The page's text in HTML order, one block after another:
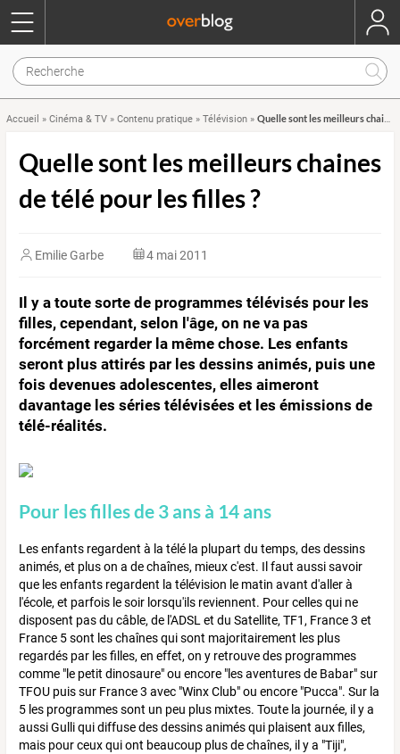
Accueil » Cinéma & TV » Contenu pratique » Télévision » Quelle sont les meilleurs chaines de télé pour les filles ?
Quelle sont les meilleurs chaines
de télé pour les filles ?
Emilie Garbe 4 mai 2011
Il y a toute sorte de programmes télévisés pour les
filles, cependant, selon l'âge, on ne va pas
forcément regarder la même chose. Les enfants
seront plus attirés par les dessins animés, puis une
fois devenues adolescentes, elles aimeront
davantage les séries télévisées et les émissions de
télé-réalités.
Pour les filles de 3 ans à 14 ans
Les enfants regardent à la télé la plupart du temps, des dessins
animés, et plus on a de chaînes, mieux c'est. Il faut aussi savoir
que les enfants regardent la télévision le matin avant d'aller à
l'école, et parfois le soir lorsqu'ils reviennent. Pour celles qui ne
disposent pas du câble, de l'ADSL et du Satellite, TF1, France 3 et
France 5 sont les chaînes qui sont majoritairement les plus
regardés par les filles, en effet, on y retrouve des programmes
comme "le petit dinosaure" ou encore "les aventures de Babar" sur
TFOU puis sur France 3 avec "Winx Club" ou encore "Pucca". Sur la
5 les programmes sont un peu plus mixtes. Toute la journée, il y a
aussi Gulli qui diffuse des dessins animés qui plaisent aux filles,
mais pour ceux qui ont beaucoup plus de chaînes, il y a "Tiji",